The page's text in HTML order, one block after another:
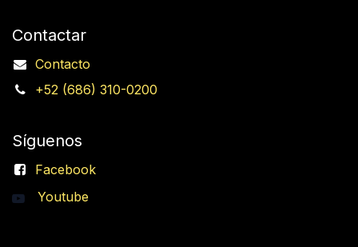
Contactar
Contacto
+52 (686) 310-0200
Síguenos
Facebook
Youtube